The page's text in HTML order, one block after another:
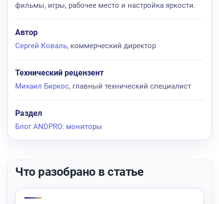
фильмы, игры, рабочее место и настройка яркости.
Автор
Сергей Коваль, коммерческий директор
Технический рецензент
Михаил Биркос, главный технический специалист
Раздел
Блог ANDPRO: мониторы
Что разобрано в статье